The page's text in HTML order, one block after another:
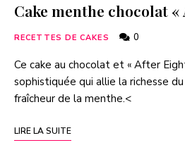
Cake menthe chocolat
RECETTES DE CAKES 0
Ce cake au chocolat et « After
sophistiquée qui allie la richesse
fraîcheur de la menthe.<
LIRE LA SUITE